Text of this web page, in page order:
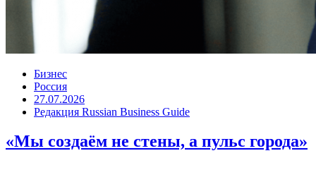
Бизнес
Россия
27.07.2026
Редакция Russian Business Guide
«Мы создаём не стены, а пульс города»